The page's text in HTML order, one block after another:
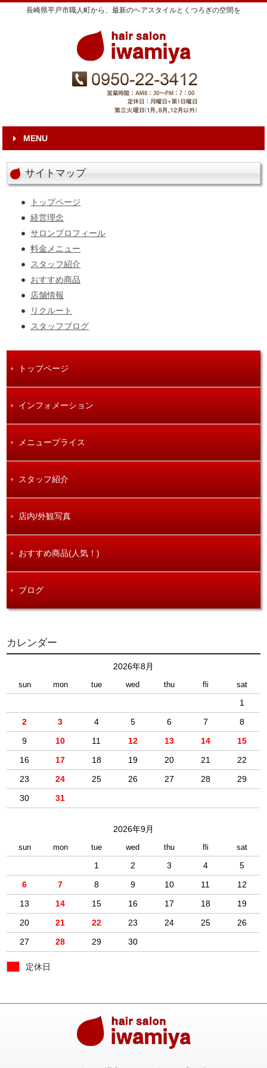
長崎県平戸市職人町から、最新のヘアスタイルとくつろぎの空間を
MENU
サイトマップ
トップページ
経営理念
サロンプロフィール
料金メニュー
スタッフ紹介
おすすめ商品
店舗情報
リクルート
スタッフブログ
トップページ
インフォメーション
メニュープライス
スタッフ紹介
店内/外観写真
おすすめ商品(人気！)
ブログ
カレンダー
2026年8月
sun mon tue wed thu fli sat
1
2
3 4 5 6 7
8
9
10 11 12 13 14
15
16
17 18 19 20 21
22
23
24 25 26 27 28
29
30
31
2026年9月
sun mon tue wed thu fli sat
1 2 3 4
5
6
7 8 9 10 11
12
13
14 15 16 17 18
19
20
21 22 23 24 25
26
27
28 29 30
定休日